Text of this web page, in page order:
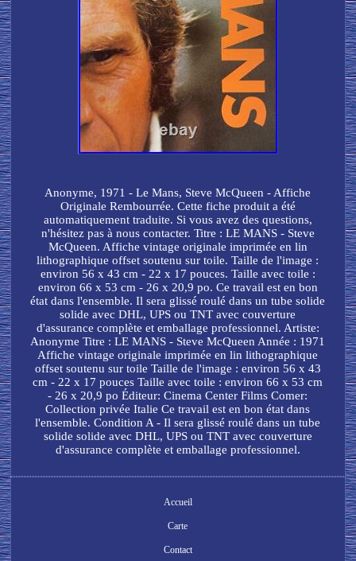
Anonyme, 1971 - Le Mans, Steve McQueen - Affiche
Originale Rembourrée. Cette fiche produit a été
automatiquement traduite. Si vous avez des questions,
n'hésitez pas à nous contacter. Titre : LE MANS - Steve
McQueen. Affiche vintage originale imprimée en lin
lithographique offset soutenu sur toile. Taille de l'image :
environ 56 x 43 cm - 22 x 17 pouces. Taille avec toile :
environ 66 x 53 cm - 26 x 20,9 po. Ce travail est en bon
état dans l'ensemble. Il sera glissé roulé dans un tube solide
solide avec DHL, UPS ou TNT avec couverture
d'assurance complète et emballage professionnel. Artiste:
Anonyme Titre : LE MANS - Steve McQueen Année : 1971
Affiche vintage originale imprimée en lin lithographique
offset soutenu sur toile Taille de l'image : environ 56 x 43
cm - 22 x 17 pouces Taille avec toile : environ 66 x 53 cm
- 26 x 20,9 po Éditeur: Cinema Center Films Comer:
Collection privée Italie Ce travail est en bon état dans
l'ensemble. Condition A - Il sera glissé roulé dans un tube
solide solide avec DHL, UPS ou TNT avec couverture
d'assurance complète et emballage professionnel.
Accueil
Carte
Contact